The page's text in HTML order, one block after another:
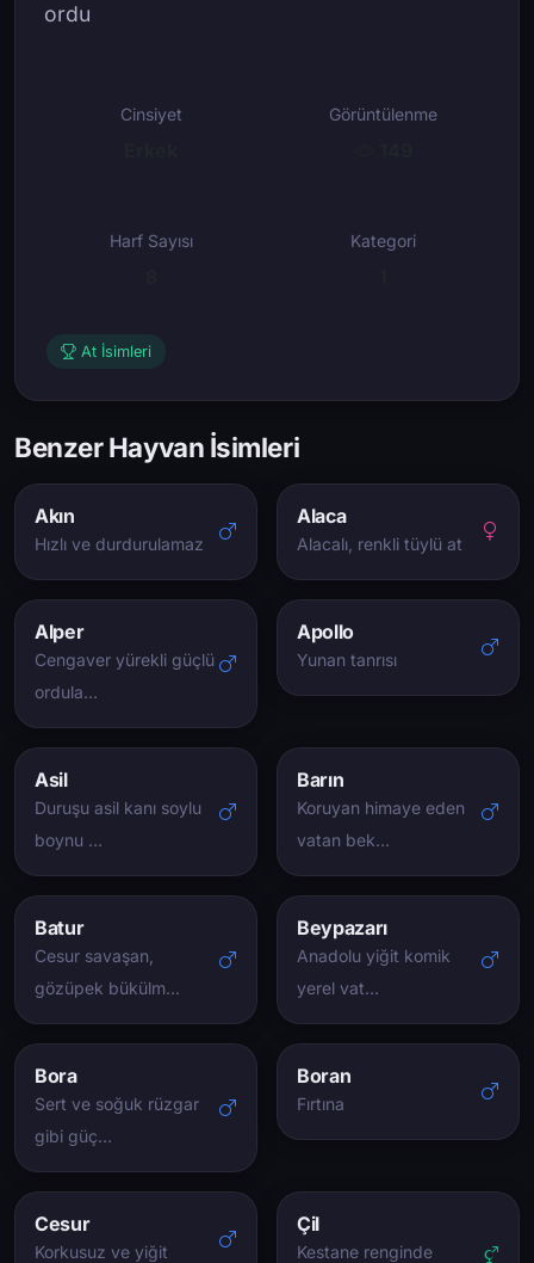
ordu
Cinsiyet Görüntülenme
Harf Sayısı Kategori
At İsimleri
Benzer Hayvan İsimleri
Akın
Hızlı ve durdurulamaz
Alaca
Alacalı, renkli tüylü at
Alper
Cengaver yürekli güçlü
ordula…
Apollo
Yunan tanrısı
Asil
Duruşu asil kanı soylu
boynu …
Barın
Koruyan himaye eden
vatan bek…
Batur
Cesur savaşan,
gözüpek bükülm…
Beypazarı
Anadolu yiğit komik
yerel vat…
Bora
Sert ve soğuk rüzgar
gibi güç…
Boran
Fırtına
Cesur
Korkusuz ve yiğit
Çil
Kestane renginde